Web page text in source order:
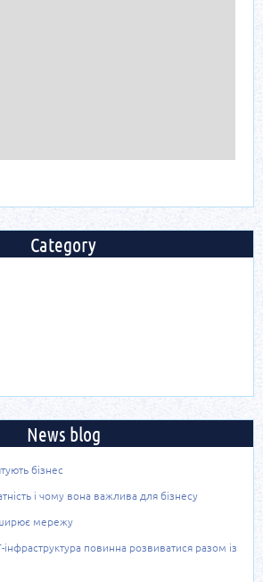
Category
News blog
бізнес
і чому вона важлива для бізнесу
мережу
інфраструктура повинна розвиватися разом із